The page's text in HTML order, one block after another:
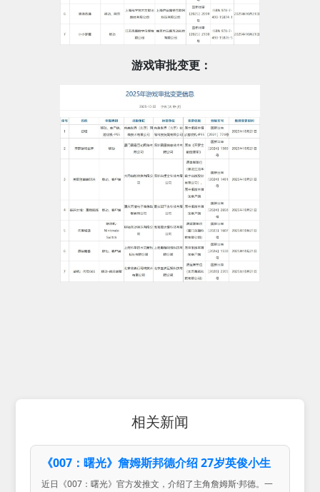
游戏审批变更：
相关新闻
《007：曙光》詹姆斯邦德介绍 27岁英俊小生
近日《007：曙光》官方发推文，介绍了主角詹姆斯·邦德。一